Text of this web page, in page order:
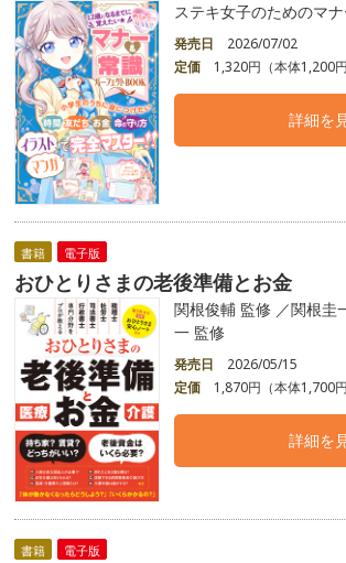
ステキ女子のためのマ
発売日
2026/07/02
定価
1,320円（本体1,200円
詳細を
書籍 電子版
おひとりさまの老後準備とお金
関根俊輔 監修 ／関根圭
一 監修
発売日
2026/05/15
定価
1,870円（本体1,700円
詳細を
書籍 電子版